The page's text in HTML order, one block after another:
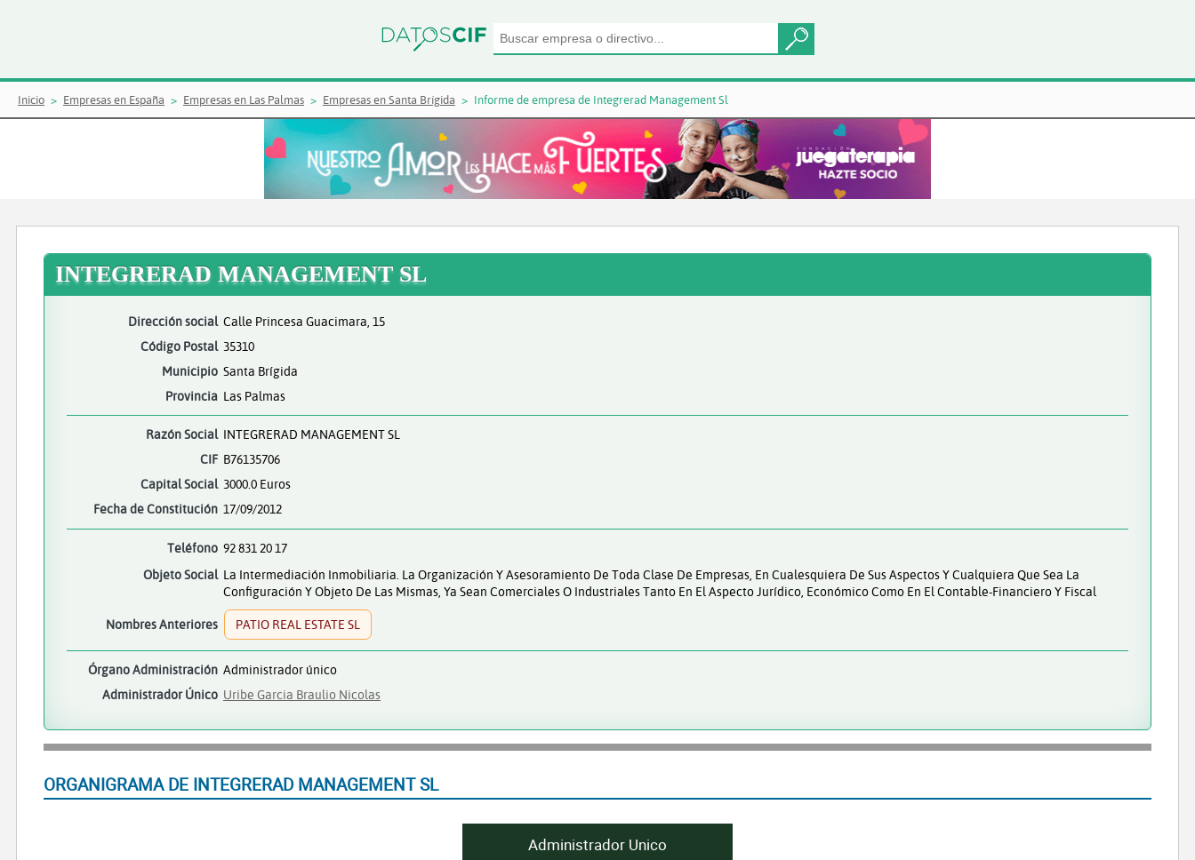
Inicio Empresas en España Empresas en Las Palmas Empresas en Santa Brígida Informe de empresa de Integrerad Management Sl
INTEGRERAD MANAGEMENT SL
Dirección social Calle Princesa Guacimara, 15
Código Postal 35310
Municipio Santa Brígida
Provincia Las Palmas
Razón Social INTEGRERAD MANAGEMENT SL
CIF B76135706
Capital Social 3000.0 Euros
Fecha de Constitución 17/09/2012
Teléfono 92 831 20 17
Objeto Social La Intermediación Inmobiliaria. La Organización Y Asesoramiento De Toda Clase De Empresas, En Cualesquiera De Sus Aspectos Y Cualquiera Que Sea La
Configuración Y Objeto De Las Mismas, Ya Sean Comerciales O Industriales Tanto En El Aspecto Jurídico, Económico Como En El Contable-Financiero Y Fiscal
Nombres Anteriores
PATIO REAL ESTATE SL
Órgano Administración Administrador único
Administrador Único Uribe Garcia Braulio Nicolas
ORGANIGRAMA DE INTEGRERAD MANAGEMENT SL
Administrador Unico